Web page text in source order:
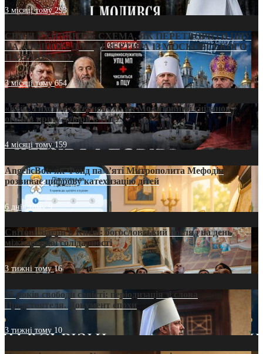
3 місяці тому293
СВЯТІ УХИЛЯНТИ: СХЕМА, ЯК ПЕРЕТВОРИТИ ПЦУ
НА «ОФШОР» ДЛЯ ДЕЗЕРТИРА ІЗ МОСКОВСЬКОГО
ПАТРІАРХАТУ
3 місяці тому654
«Кейс Тихона» у Тернополі: як Молитовний сніданок
оголив кризу довіри в ПЦУ
4 місяці тому159
AngelicBot: як Фонд пам’яті Митрополита Мефодія
розвиває цифрову катехизацію дітей
6 днів тому9
Світові лідери в Києві: богословський погляд на день
міжнародної солідарності
3 тижні тому16
35 років свободи совісті: періодизація зі слова
Предстоятеля. Документ епохи
3 тижні тому 10